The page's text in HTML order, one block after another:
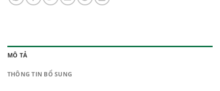
MÔ TẢ
THÔNG TIN BỔ SUNG